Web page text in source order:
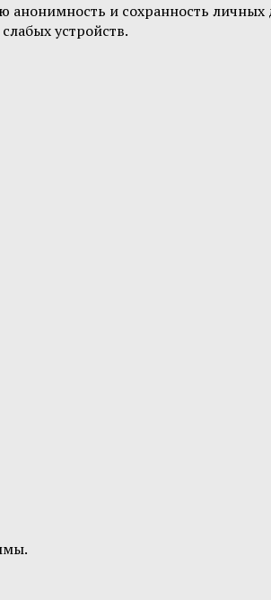
анонимность и сохранность
устройств.